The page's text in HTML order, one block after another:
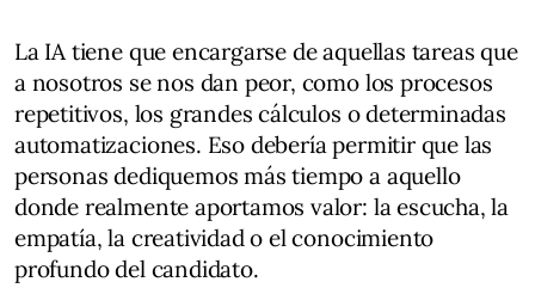
La IA tiene que encargarse de aquellas tareas que
a nosotros se nos dan peor, como los procesos
repetitivos, los grandes cálculos o determinadas
automatizaciones. Eso debería permitir que las
personas dediquemos más tiempo a aquello
donde realmente aportamos valor: la escucha, la
empatía, la creatividad o el conocimiento
profundo del candidato.